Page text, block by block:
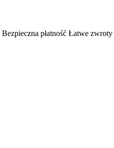
Bezpieczna płatność Łatwe zwroty